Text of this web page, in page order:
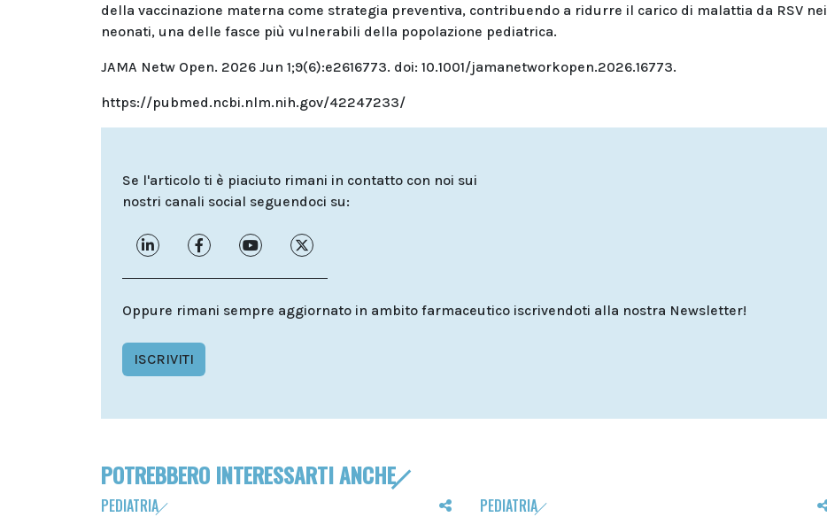
della vaccinazione materna come strategia preventiva, contribuendo a ridurre il carico di malattia da RSV nei
neonati, una delle fasce più vulnerabili della popolazione pediatrica.
JAMA Netw Open. 2026 Jun 1;9(6):e2616773. doi: 10.1001/jamanetworkopen.2026.16773.
https://pubmed.ncbi.nlm.nih.gov/42247233/
Se l'articolo ti è piaciuto rimani in contatto con noi sui
nostri canali social seguendoci su:
Oppure rimani sempre aggiornato in ambito farmaceutico iscrivendoti alla nostra Newsletter!
ISCRIVITI
POTREBBERO INTERESSARTI ANCHE
PEDIATRIA PEDIATRIA